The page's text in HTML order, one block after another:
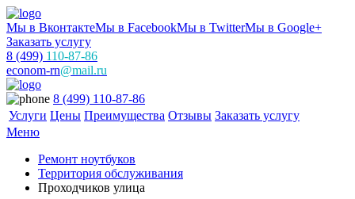
Мы в ВконтактеМы в FacebookМы в TwitterМы в Google+
Заказать услугу
8 (499) 110-87-86
econom-rn@mail.ru
8 (499) 110-87-86
Услуги Цены Преимущества Отзывы Заказать услугу
Меню
Ремонт ноутбуков
Территория обслуживания
Проходчиков улица